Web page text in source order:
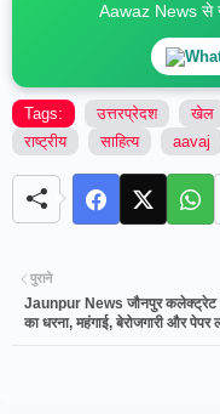
Aawaz News से
Tags: उत्तरप्रेदश खेल
राष्ट्रीय
साहित्य aavaj
पुराने
Jaunpur News जौनपुर कलेक्ट्रेट
का धरना, महंगाई, बेरोजगारी और पेपर